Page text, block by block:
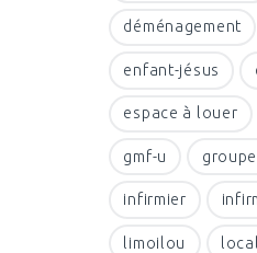
déménagement
enfant-jésus
espace à louer
gmf-u
infirmier
limoilou local